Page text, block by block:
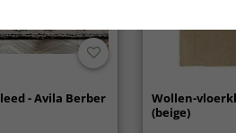
- Avila Berber
Wollen-
(beige)